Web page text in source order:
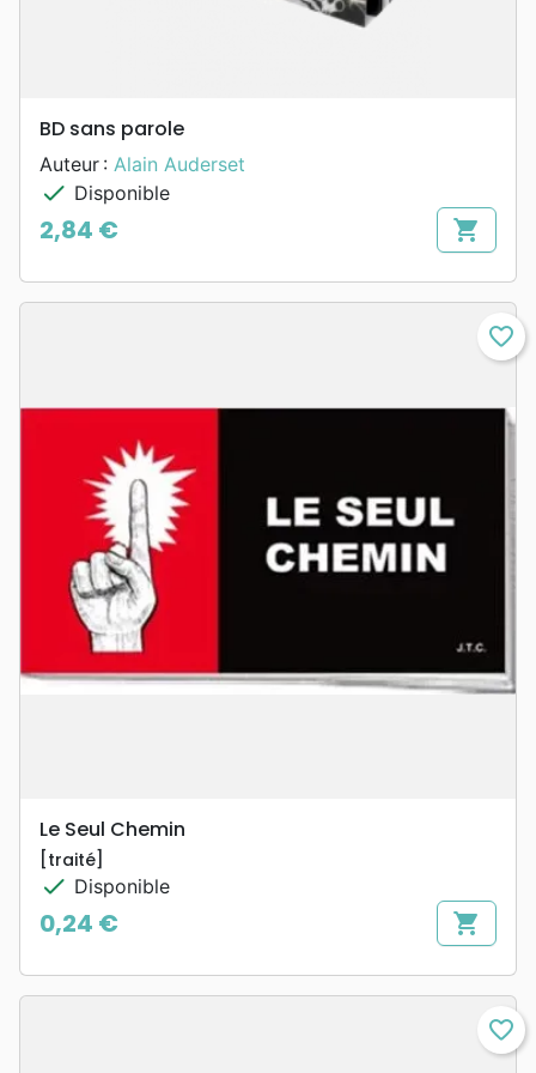
BD sans parole
Auteur : Alain Auderset
check Disponible
Prix
2,84 € shopping_cart
favorite_border
Le Seul Chemin
[traité]
check Disponible
Prix
0,24 € shopping_cart
favorite_border